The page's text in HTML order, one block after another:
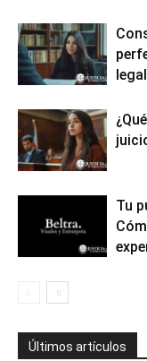
Tu
Últimos artículos